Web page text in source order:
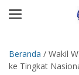
Beranda / Wakil
ke Tingkat